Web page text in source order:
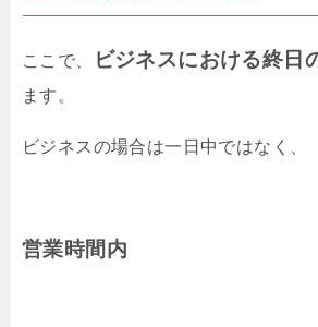
ここで、 ビジネスにおける終日
ます。
ビジネスの場合は一日中ではなく、
営業時間内